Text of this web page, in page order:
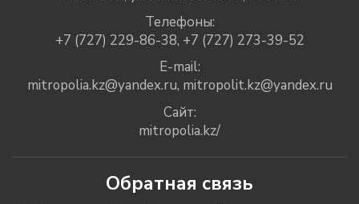
Телефоны:
+7 (727) 229-86-38, +7 (727) 273-39-52
E-mail:
mitropolia.kz@yandex.ru, mitropolit.kz@yandex.ru
Сайт:
mitropolia.kz/
Обратная связь